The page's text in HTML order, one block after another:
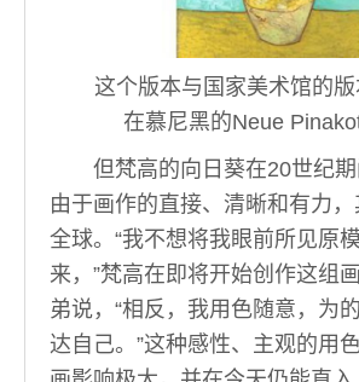
这个版本与国家美术馆的
在慕尼黑的Neue
但梵高的向日葵在20世纪期
由于画作的直接、清晰和有力
全球。“我不想将我眼前所见原
来，”梵高在即将开始创作这组
弟说，“相反，我用色随意，为
达自己。”这种感性、主观的用